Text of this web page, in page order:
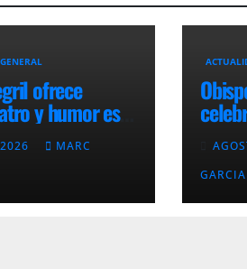
ofrece
y humor este
en Punta del
MARC
del
GARCIA